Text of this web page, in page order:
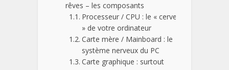
rêves – les composants
Processeur / CPU : le « cerveau
» de votre ordinateur
Carte mère / Mainboard : le
système nerveux du PC
Carte graphique : surtout